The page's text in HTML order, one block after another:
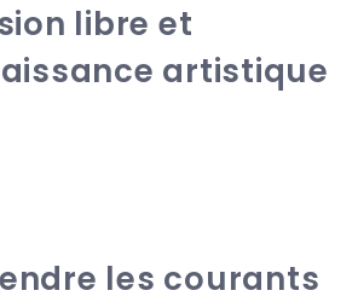
libre et
artistique
les courants